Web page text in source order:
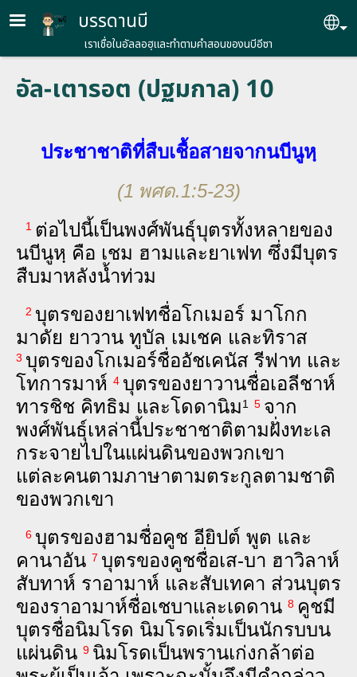
Skip to main content
บรรดานบี
เราเชื่อในอัลลอฮฺและทำตามคำสอนของนบีอีซา
อัล-เตารอต (ปฐมกาล) 10
ประ‌ชา‍ชาติ​ที่​สืบ‍เชื้อ‍สาย​จาก​นบี​นูหฺ
(1 พศด.1:5-23)
1 ต่อ‍ไป‍นี้​เป็น​พงศ์‍พันธุ์​บุตร​ทั้ง‍หลาย​ของ​
นบี​นูหฺ คือ เชม ฮาม​และ​ยา‌เฟท ซึ่ง​มี​บุตร​
สืบ‍มา​หลัง​น้ำ‍ท่วม
2 บุตร​ของ​ยา‌เฟท​ชื่อ​โก‌เมอร์ มา‌โกก
มา‌ดัย ยา‌วาน ทู‌บัล เม‌เชค และ​ทิ‌ราส
3 บุตร​ของ​โก‌เมอร์​ชื่อ​อัช‌เค‌นัส รี‌ฟาท และ​
โท‌การ‌มาห์ 4 บุตร​ของ​ยา‌วาน​ชื่อ​เอ‌ลี‌ชาห์
ทาร‌ชิช คิท‌ธิม และ​โด‌ดา‌นิม1 5 จาก​
พงศ์‍พันธุ์​เหล่า‍นี้​ประ‌ชา‍ชาติ​ตาม​ฝั่ง‍ทะเล​
กระ‌จาย​ไป​ใน​แผ่น‍ดิน​ของ​พวก‍เขา
แต่‍ละ‍คน​ตาม​ภาษา​ตาม​ตระ‌กูล​ตาม​ชาติ​
ของ​พวก‍เขา
6 บุตร​ของ​ฮาม​ชื่อ​คูช อียิปต์ พูต และ​
คา‌นา‌อัน 7 บุตร​ของ​คูช​ชื่อ​เส-บา ฮา‌วิ‌ลาห์
สับ‌ทาห์ รา‌อา‌มาห์ และ​สับ‌เท‌คา ส่วน​บุตร​
ของ​รา‌อา‌มาห์​ชื่อ​เช‌บา​และ​เด‌ดาน 8 คูช​มี​
บุตร​ชื่อ​นิม‌โรด นิม‌โรด​เริ่ม​เป็น​นัก‍รบ​บน​
แผ่น‍ดิน 9 นิม‌โรด​เป็น​พราน​เก่ง‍กล้า​ต่อ​